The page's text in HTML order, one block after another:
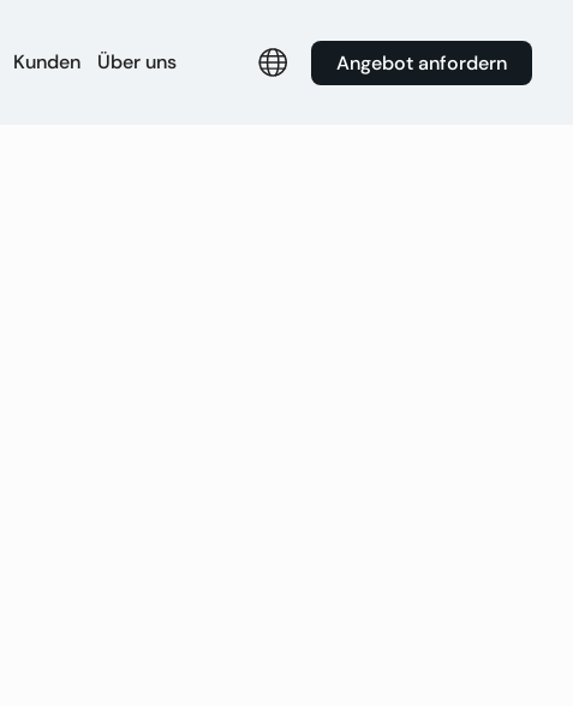
Kunden Über uns Angebot anfordern